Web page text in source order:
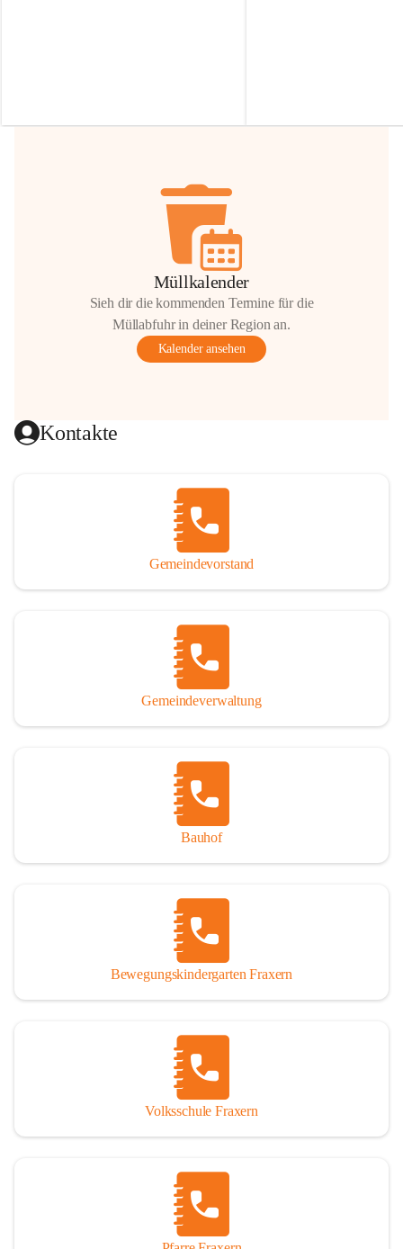
Hilfsbereitschaft!
Müllkalender
Sieh dir die kommenden Termine für die
Müllabfuhr in deiner Region an.
Kalender ansehen
Kontakte
Gemeindevorstand
Gemeindeverwaltung
Bauhof
Bewegungskindergarten Fraxern
Volksschule Fraxern